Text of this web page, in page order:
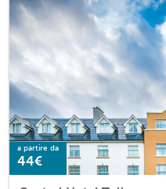
a partire da
44€